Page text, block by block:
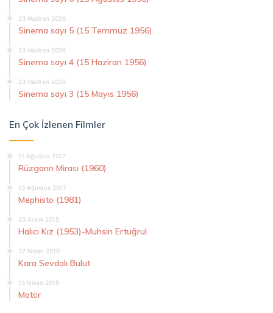
23 Haziran 2026
Sinema sayı 5 (15 Temmuz 1956)
23 Haziran 2026
Sinema sayı 4 (15 Haziran 1956)
23 Haziran 2026
Sinema sayı 3 (15 Mayıs 1956)
En Çok İzlenen Filmler
11 Ağustos 2017
Rüzgarın Mirası (1960)
13 Ağustos 2017
Mephisto (1981)
25 Aralık 2015
Halıcı Kız (1953)-Muhsin Ertuğrul
22 Nisan 2019
Kara Sevdalı Bulut
13 Nisan 2019
Motör